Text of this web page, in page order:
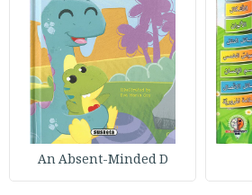
An Absent-Minded D